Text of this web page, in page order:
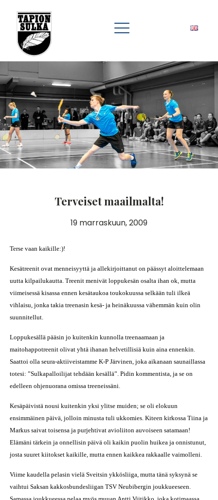
Terveiset maailmalta!
19 marraskuun, 2009
Terse vaan kaikille:)!
Kesätreenit ovat menneisyyttä ja allekirjoittanut on päässyt aloittelemaan
uutta kilpailukautta. Treenit menivät loppukesän osalta ihan ok, mutta
viimeisessä kisassa ennen kesätaukoa toukokuussa selkään tuli ilkeä
vihlaisu, jonka takia treenasin kesä- ja heinäkuussa vähemmän kuin olin
suunnitellut.
Loppukesällä pääsin jo kuitenkin kunnolla treenaamaan ja
maitohappotreenit olivat yhtä ihanan helvetillisiä kuin aina ennenkin.
Saattoi olla seura-aktiiveistamme K-P Järvinen, joka aikanaan saunaillassa
totesi: ”Sulkapalloilijat tehdään kesällä”. Pidin kommentista, ja se on
edelleen ohjenuorana omissa treeneissäni.
Kesäpäivistä nousi kuitenkin yksi ylitse muiden; se oli elokuun
ensimmäinen päivä, jolloin minusta tuli ukkomies. Kiteen kirkossa Tiina ja
Markus saivat toisensa ja purjehtivat avioliiton auvoiseen satamaan!
Elämäni tärkein ja onnellisin päivä oli kaikin puolin huikea ja onnistunut,
josta suuret kiitokset kaikille, mutta ennen kaikkea rakkaalle vaimolleni.
Viime kaudella pelasin vielä Sveitsin ykkösliiga, mutta tänä syksynä se
vaihtui Saksan kakkosbundesliigan TSV Neubibergin joukkueeseen.